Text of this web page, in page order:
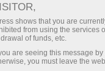
shows that you are
from using the services
of funds, etc.
are seeing this message
you must leave the